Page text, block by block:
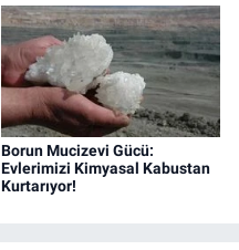
Borun Mucizevi Gücü:
Evlerimizi Kimyasal Kabustan
Kurtarıyor!